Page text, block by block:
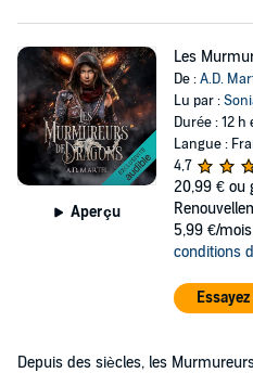
Aperçu
Les
De :A.D.
Lu par :
Durée : 12 h
Langue :
4,7
20,99 € ou
5,99 €/
conditions
Depuis des siècles, les